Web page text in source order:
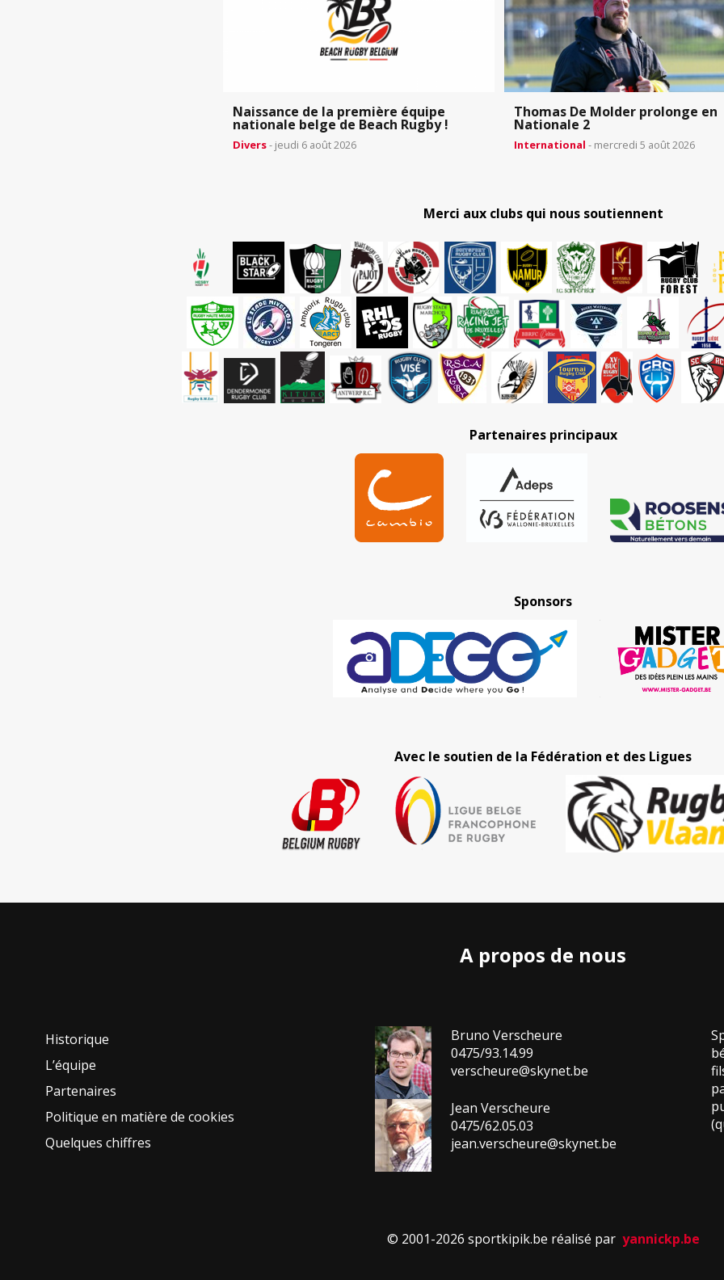
Naissance de la première équipe
nationale belge de Beach Rugby !
Divers- jeudi 6 août 2026
Thomas De Molder prolonge en
Nationale 2
International - mercredi 5 août 2026
Merci aux clubs qui nous soutiennent
Partenaires principaux
Sponsors
Avec le soutien de la Fédération et des Ligues
A propos de nous
Historique
L’équipe
Partenaires
Politique en matière de cookies
Quelques chiffres
Bruno Verscheure
0475/93.14.99
verscheure@skynet.be
Jean Verscheure
0475/62.05.03
jean.verscheure@skynet.be
© 2001-2026 sportkipik.be réalisé par yannickp.be